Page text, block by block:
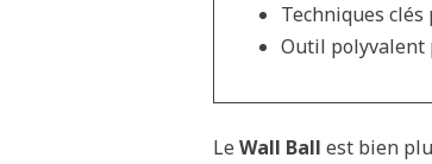
Techniques clés
Outil polyvalent
Le Wall Ball est bien